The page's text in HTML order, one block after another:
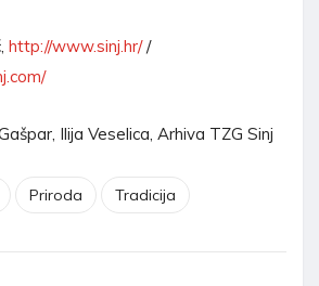
http://www.sinj.hr//
Ilija Veselica, Arhiva TZG Sinj
Priroda Tradicija